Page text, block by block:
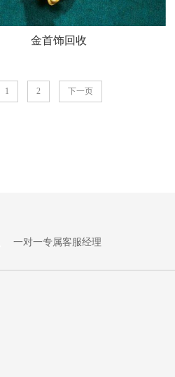
金首饰回收
1 2 下一页
一对一专属客服经理